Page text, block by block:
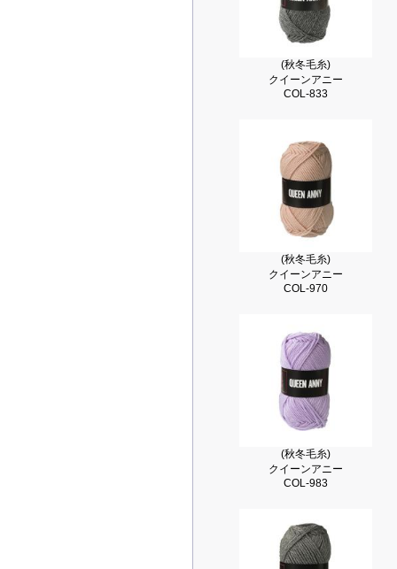
(秋冬毛糸)
クイーンアニー
COL-833
(秋冬毛糸)
クイーンアニー
COL-970
(秋冬毛糸)
クイーンアニー
COL-983